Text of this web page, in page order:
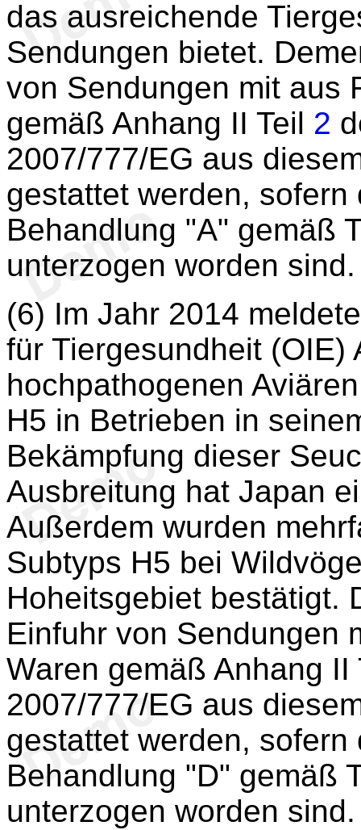
das ausreichende
Sendungen bietet.
von Sendungen mit aus
gemäß Anhang II Teil 2
2007/777/EG aus
gestattet werden,
Behandlung "A" gemäß
unterzogen worden sind.
(6) Im Jahr 2014
für Tiergesundheit (OIE)
hochpathogenen
H5 in Betrieben in
Bekämpfung dieser
Ausbreitung hat Japan
Außerdem wurden
Subtyps H5 bei
Hoheitsgebiet bestätigt.
Einfuhr von Sendungen
Waren gemäß Anhang
2007/777/EG aus
gestattet werden,
Behandlung "D" gemäß
unterzogen worden sind.